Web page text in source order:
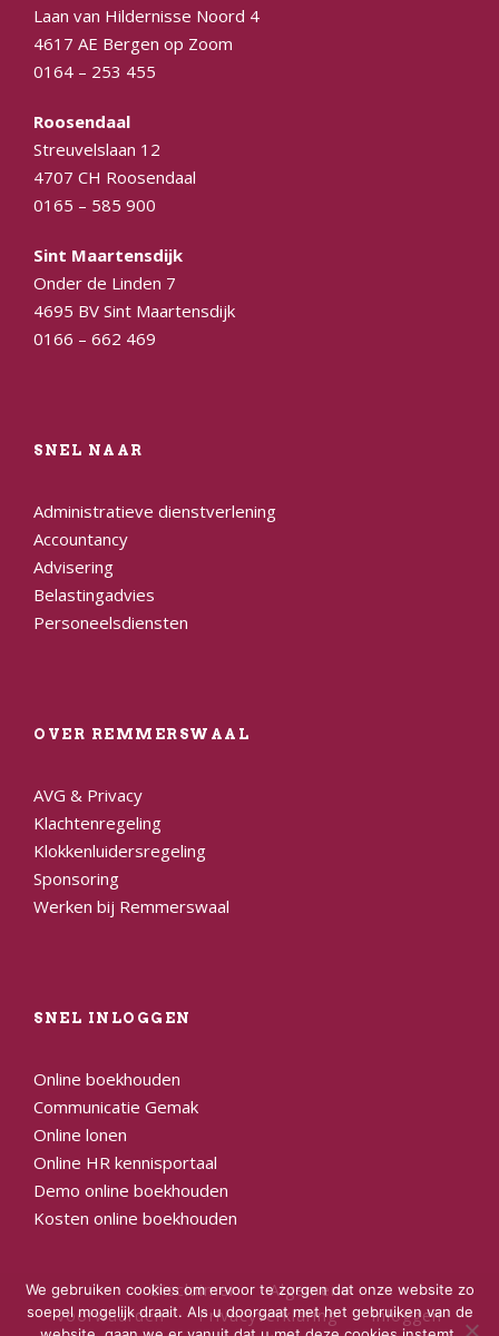
Laan van Hildernisse Noord 4
4617 AE Bergen op Zoom
0164 – 253 455
Roosendaal
Streuvelslaan 12
4707 CH Roosendaal
0165 – 585 900
Sint Maartensdijk
Onder de Linden 7
4695 BV Sint Maartensdijk
0166 – 662 469
SNEL NAAR
Administratieve dienstverlening
Accountancy
Advisering
Belastingadvies
Personeelsdiensten
OVER REMMERSWAAL
AVG & Privacy
Klachtenregeling
Klokkenluidersregeling
Sponsoring
Werken bij Remmerswaal
SNEL INLOGGEN
Online boekhouden
Communicatie Gemak
Online lonen
Online HR kennisportaal
Demo online boekhouden
Kosten online boekhouden
Disclaimer
Algemene
voorwaarden
Privacyverklaring
Inloggen
We gebruiken cookies om ervoor te zorgen dat onze website zo
soepel mogelijk draait. Als u doorgaat met het gebruiken van de